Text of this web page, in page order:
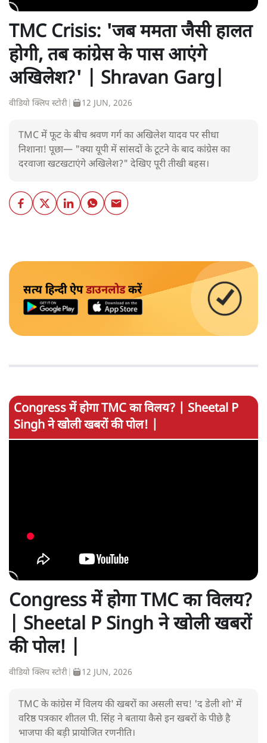
TMC Crisis: 'जब ममता जैसी हालत
होगी, तब कांग्रेस के पास आएंगे
अखिलेश?' | Shravan Garg|
वीडियो क्लिप स्टोरी 12 JUN, 2026
TMC में फूट के बीच श्रवण गर्ग का अखिलेश यादव पर सीधा
निशाना! पूछा— "क्या यूपी में सांसदों के टूटने के बाद कांग्रेस का
दरवाजा खटखटाएंगे अखिलेश?" देखिए पूरी तीखी बहस।
सत्य हिन्दी ऐपडाउनलोडकरें
Congress में होगा TMC का विलय? | Sheetal P
Singh ने खोली खबरों की पोल! |
Congress में होगा TMC का विलय?
| Sheetal P Singh ने खोली खबरों
की पोल! |
वीडियो क्लिप स्टोरी 12 JUN, 2026
TMC के कांग्रेस में विलय की खबरों का असली सच! 'द डेली शो' में
वरिष्ठ पत्रकार शीतल पी. सिंह ने बताया कैसे इन खबरों के पीछे है
भाजपा की बड़ी प्रायोजित रणनीति।